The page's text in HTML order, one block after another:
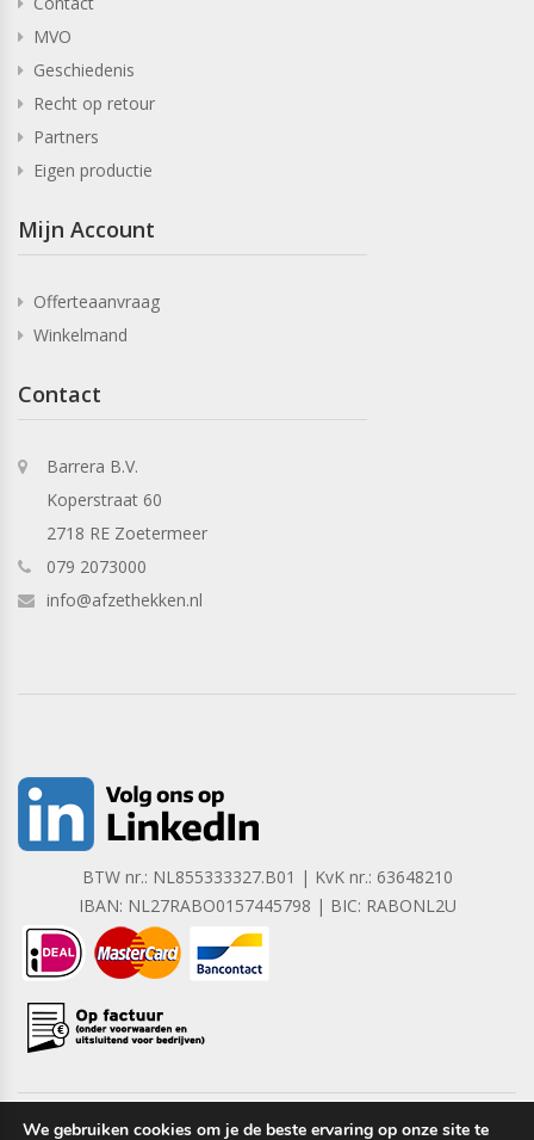
MVO
Geschiedenis
Recht op retour
Partners
Eigen productie
Mijn Account
Offerteaanvraag
Winkelmand
Contact
Barrera B.V.
Koperstraat 60
2718 RE Zoetermeer
079 2073000
info@afzethekken.nl
BTW nr.: NL855333327.B01 | KvK nr.: 63648210
IBAN: NL27RABO0157445798 | BIC: RABONL2U
We gebruiken cookies om je de beste ervaring op onze site te